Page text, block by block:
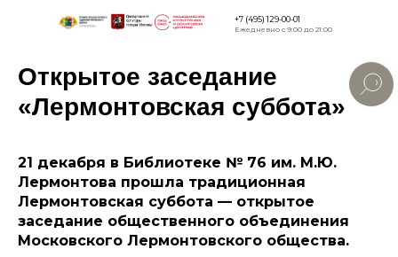
Версия
+7 (495) 129-00-01
Ежедневно с 9:00 до 21:00
Открытое заседание
«Лермонтовская суббота»
21 декабря в Библиотеке № 76 им. М.Ю.
Лермонтова прошла традиционная
Лермонтовская суббота — открытое
заседание общественного объединения
Московского Лермонтовского общества.